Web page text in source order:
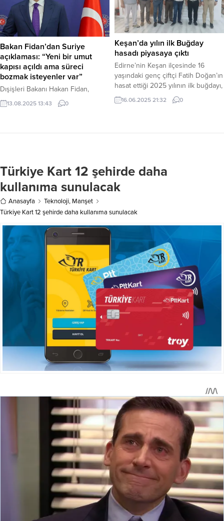
öncelikli hedefin genç kızın
ailesinin dua edebileceği bir mezar
yerinin tespit edilmesi olduğunu
belirtti. Haber Merkezi –CNN
Türk’te katıldığı bir programda...
bağlı Dağıtım Mahallesi’nde
(Dağeteği Mahallesi) meydana
geldi. Edinilen bilgiye göre, 3
kimliği belirsiz şahıs, gözlerine
kestirdikleri bir...
Bakan Fidan’dan Suriye
açıklaması: “Yeni bir umut
kapısı açıldı ama süreci
bozmak isteyenler var”
Dışişleri Bakanı Hakan Fidan,
Suriye Dışişleri Bakanı Hasan Esad
Şeybani ile düzenlediği ortak basın
aktörlerin bu olumlu süreci bozmak
için eylemler yaptığını belirtti.
Haber...
13.08.2025 13:43 0
Keşan’da yılın ilk Buğday
hasadı piyasaya çıktı
Edirne’nin Keşan ilçesinde 16
yaşındaki genç çiftçi Fatih Doğan’ın
hasat ettiği 2025 yılının ilk buğdayı,
Keşan Ticaret Borsası’nda
düzenlenen törenle 13,50 TL’den
Tarım ve Orman Müdürü Göksel
Bilgin,...
16.06.2025 21:32 0
Türkiye Kart 12 şehirde daha
kullanıma sunulacak
Anasayfa Teknoloji, Manşet
Türkiye Kart 12 şehirde daha kullanıma sunulacak